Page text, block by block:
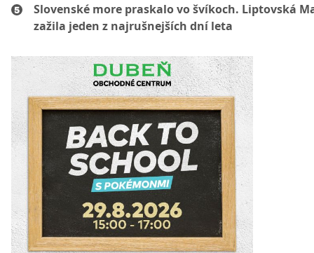
Slovenské more praskalo vo švíkoch. Liptovská
zažila jeden z najrušnejších dní leta